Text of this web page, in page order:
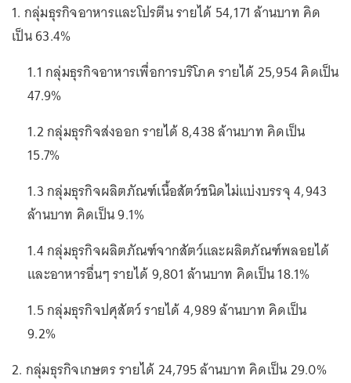
1. กลุ่มธุรกิจอาหารและโปรตีน รายได้ 54,171 ล้านบาท คิด
เป็น 63.4%
1.1 กลุ่มธุรกิจอาหารเพื่อการบริโภค รายได้ 25,954 คิดเป็น
47.9%
1.2 กลุ่มธุรกิจส่งออก รายได้ 8,438 ล้านบาท คิดเป็น
15.7%
1.3 กลุ่มธุรกิจผลิตภัณฑ์เนื้อสัตว์ชนิดไม่แบ่งบรรจุ 4,943
ล้านบาท คิดเป็น 9.1%
1.4 กลุ่มธุรกิจผลิตภัณฑ์จากสัตว์และผลิตภัณฑ์พลอยได้
และอาหารอื่นๆ รายได้ 9,801 ล้านบาท คิดเป็น 18.1%
1.5 กลุ่มธุรกิจปศุสัตว์ รายได้ 4,989 ล้านบาท คิดเป็น
9.2%
2. กลุ่มธุรกิจเกษตร รายได้ 24,795 ล้านบาท คิดเป็น 29.0%